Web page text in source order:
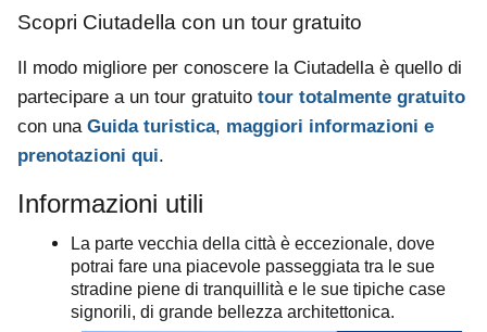
Scopri Ciutadella con un tour gratuito
Il modo migliore per conoscere la Ciutadella è quello di
partecipare a un tour gratuito tour totalmente gratuito
con una Guida turistica, maggiori informazioni e
prenotazioni qui.
Informazioni utili
La parte vecchia della città è eccezionale, dove
potrai fare una piacevole passeggiata tra le sue
stradine piene di tranquillità e le sue tipiche case
signorili, di grande bellezza architettonica.